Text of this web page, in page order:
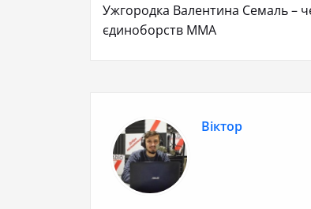
Ужгородка Валентина Семаль –
єдиноборств ММА
Віктор